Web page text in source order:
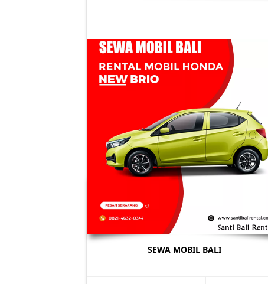
SEWA MOBIL BALI